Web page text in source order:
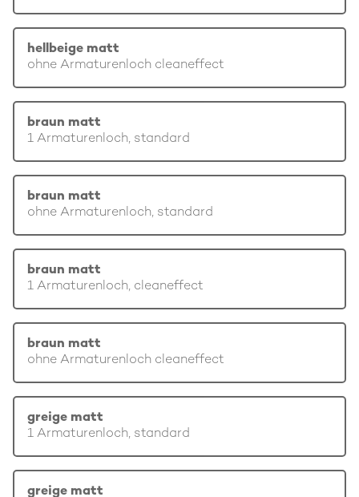
hellbeige matt
ohne Armaturenloch cleaneffect
braun matt
1 Armaturenloch, standard
braun matt
ohne Armaturenloch, standard
braun matt
1 Armaturenloch, cleaneffect
braun matt
ohne Armaturenloch cleaneffect
greige matt
1 Armaturenloch, standard
greige matt